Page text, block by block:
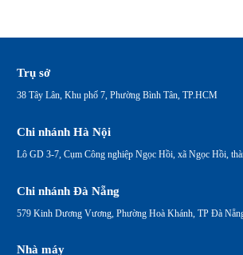
Trụ sở
38 Tây Lân, Khu phố 7, Phường Bình Tân, TP.HCM
Chi nhánh Hà Nội
Lô GD 3-7, Cụm Công nghiệp Ngọc Hồi, xã Ngọc Hồi,
Chi nhánh Đà Nẵng
579 Kinh Dương Vương, Phường Hoà Khánh, TP Đà
Nhà máy